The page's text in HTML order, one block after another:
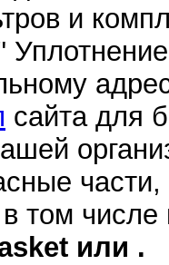
и
сайта для
том
или .